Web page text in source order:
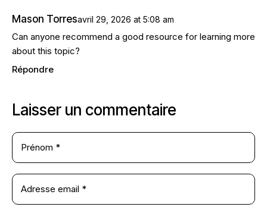
Mason Torresavril 29, 2026 at 5:08 am
‌‍‌‍‌‌‌‌‌‍‍‍‌‌‍‌‌‍‍‌‍‌‌‍‌‍‍‍‌‍‍‌‌‍‍‌‌‍‌‍‌‍‍‍‌‍‌‌‌‍‍‍‌‍‌‌‌‍‍‍‌‌‍‌‌‍‍‌‌‍‌‍‌‍‍‌‌‌‍‍‌‍‍‌‌‌‌‍‌‌‍‍‌‍‍‌‌‌‍‍‌‌‍‍‌‌‍‍‌‌‍‍‌‌‍‍‌‌‌‍‌‌‍‍‌‍‌‌‌‌‍‍‌‍‍‌‌‌‍‍‌‍‍‌‌‍‍‌‌‍‍‌‌‌‍‍‌‌‌‌‌‌‍‍‌‍‌‌‌‌‍‍‌‌‌‌Can anyone recommend a good resource for learning more
about this topic?
Répondre
Laisser un commentaire